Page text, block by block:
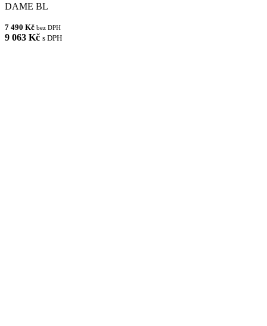
DAME BL
7 490 Kč bez DPH
9 063 Kč s DPH